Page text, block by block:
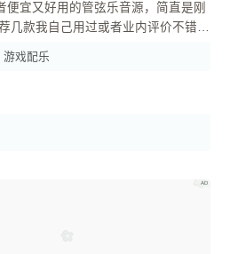
便宜又好用的管弦乐音源，简直是刚
装专属播放器) 要说免费音源里最良心的，Spitfire ...
游戏配乐